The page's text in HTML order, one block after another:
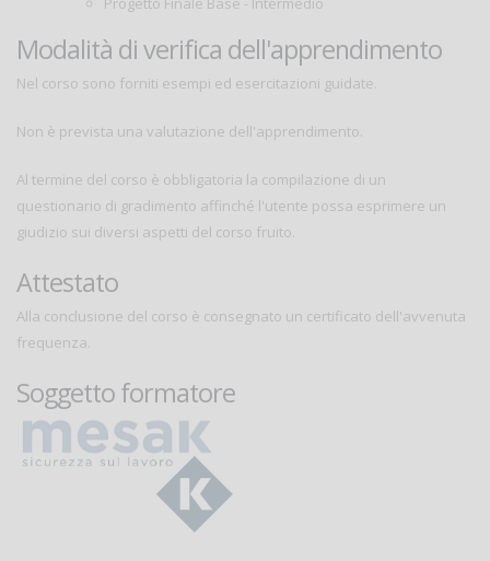
Modalità di verifica dell'apprendimento
Nel corso sono forniti esempi ed esercitazioni guidate.
Non è prevista una valutazione dell'apprendimento.
Al termine del corso è obbligatoria la compilazione di un
questionario di gradimento affinché l'utente possa esprimere un
giudizio sui diversi aspetti del corso fruito.
Attestato
Alla conclusione del corso è consegnato un certificato dell'avvenuta
frequenza.
Soggetto formatore